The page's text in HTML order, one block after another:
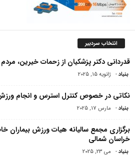
انتخاب سردبیر
قدردانی دکتر پزشکیان از زحمات خیرین،
بنیاد- ژانویه 15, 2025
نکاتی در خصوص کنترل استرس و انجام
بنیاد- مارس 17, 2025
برگزاری مجمع سالیانه هیات ورزش بیماران
خراسان شمالی
بنیاد- می 23, 2025